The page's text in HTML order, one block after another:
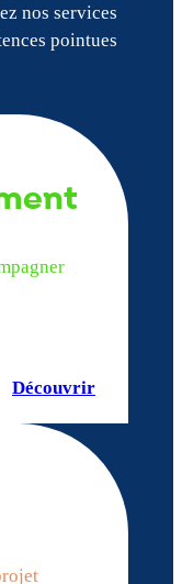
nos services
pointues
Découvrir